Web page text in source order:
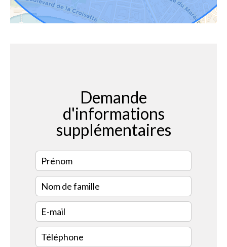
Demande
d'informations
supplémentaires